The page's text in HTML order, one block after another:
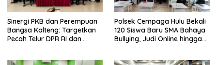
Sinergi PKB dan Perempuan
Bangsa Kalteng: Targetkan
Pecah Telur DPR RI dan
Polsek Cempaga Hulu Bekali
120 Siswa Baru SMA Bahaya
Bullying, Judi Online hingga